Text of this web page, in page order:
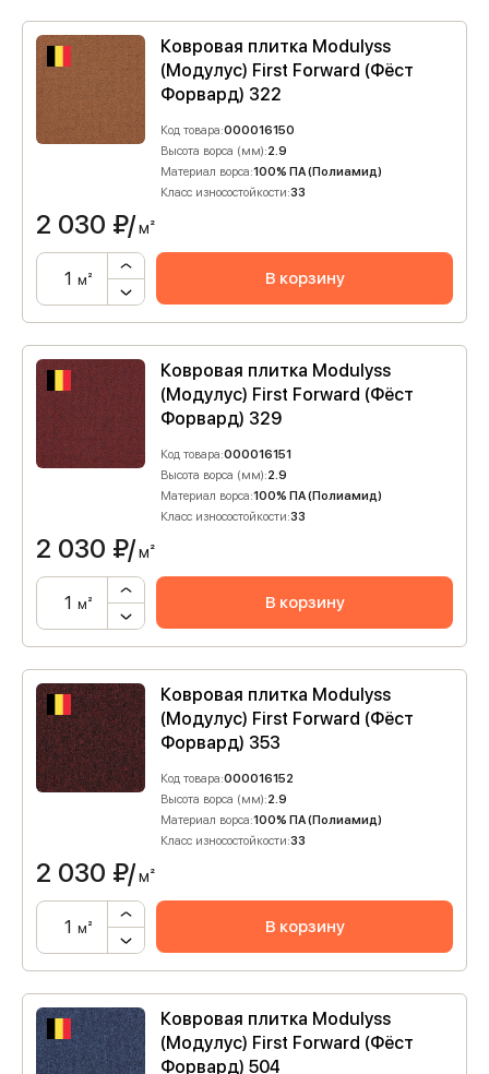
Ковровая плитка Modulyss
(Модулус) First Forward (Фёст
Форвард) 322
Код товара:000016150
Высота ворса (мм):2.9
Материал ворса:100% ПА (Полиамид)
Класс износостойкости:33
2 030 ₽/м²
м² В корзину
Ковровая плитка Modulyss
(Модулус) First Forward (Фёст
Форвард) 329
Код товара:000016151
Высота ворса (мм):2.9
Материал ворса:100% ПА (Полиамид)
Класс износостойкости:33
2 030 ₽/м²
м² В корзину
Ковровая плитка Modulyss
(Модулус) First Forward (Фёст
Форвард) 353
Код товара:000016152
Высота ворса (мм):2.9
Материал ворса:100% ПА (Полиамид)
Класс износостойкости:33
2 030 ₽/м²
м² В корзину
Ковровая плитка Modulyss
(Модулус) First Forward (Фёст
Форвард) 504